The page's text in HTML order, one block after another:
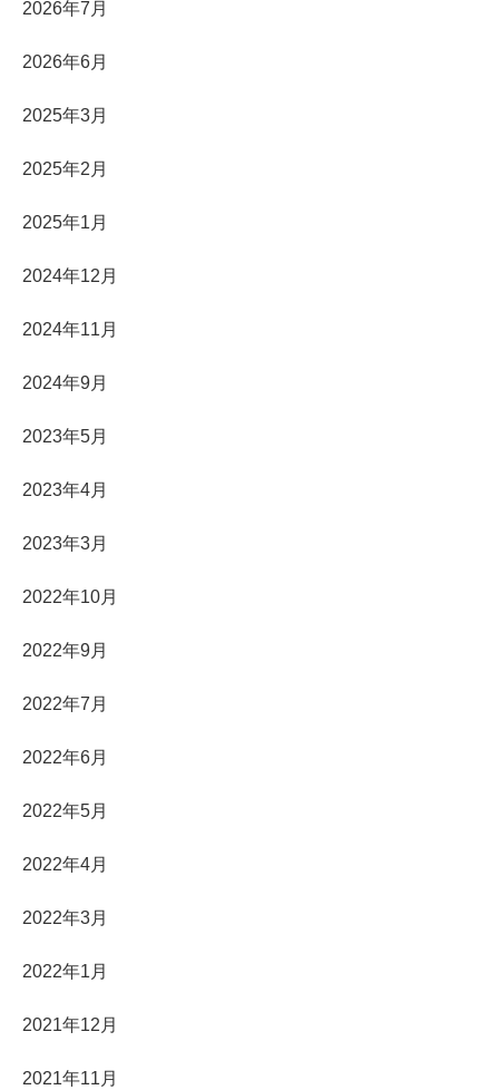
2026年7月
2026年6月
2025年3月
2025年2月
2025年1月
2024年12月
2024年11月
2024年9月
2023年5月
2023年4月
2023年3月
2022年10月
2022年9月
2022年7月
2022年6月
2022年5月
2022年4月
2022年3月
2022年1月
2021年12月
2021年11月